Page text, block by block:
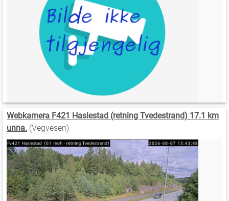
Webkamera F421 Haslestad (retning Tvedestrand) 17.1 km
unna. (Vegvesen)